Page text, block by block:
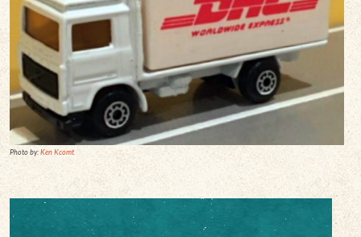
Photo by:Ken Kcomt